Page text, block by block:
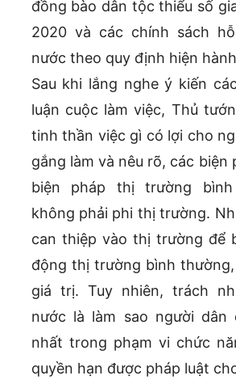
đồng bào dân tộc thiểu số
2020 và các chính sách
nước theo quy định hiện
Sau khi lắng nghe ý kiến
luận cuộc làm việc, Thủ
tinh thần việc gì có lợi cho
gắng làm và nêu rõ, các biện
biện pháp thị trường
không phải phi thị trường.
can thiệp vào thị trường để
động thị trường bình
giá trị. Tuy nhiên, trách
nước là làm sao người
nhất trong phạm vi chức
quyền hạn được pháp luật